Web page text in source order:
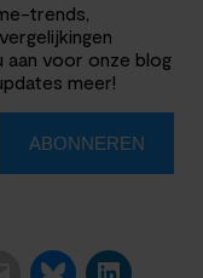
trends,
aan voor onze blog
meer!
ABONNEREN